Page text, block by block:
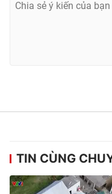
Tổng đài VTV:024.38
TIN CÙNG